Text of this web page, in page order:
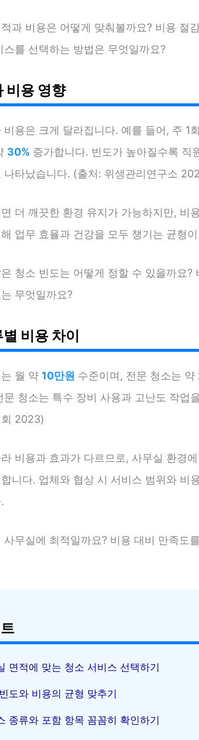
과 비용은 어떻게 맞춰볼까요? 비용 절
스를 선택하는 방법은 무엇일까요?
비용 영향
용은 크게 달라집니다. 예를 들어, 주 1
30% 증가합니다. 빈도가 높아질수록 직
나타났습니다. (출처: 위생관리연구소
더 깨끗한 환경 유지가 가능하지만, 비
업무 효율과 건강을 모두 챙기는 균형
청소 빈도는 어떻게 정할 수 있을까요?
무엇일까요?
비용 차이
월 약 10만원 수준이며, 전문 청소는 약
문 청소는 특수 장비 사용과 고난도 작업
2023)
비용과 효과가 다르므로, 사무실 환경
니다. 업체와 협상 시 서비스 범위와 비
사무실에 최적일까요? 비용 대비 만족도
면적에 맞는 청소 서비스 선택하기
도와 비용의 균형 맞추기
종류와 포함 항목 꼼꼼히 확인하기